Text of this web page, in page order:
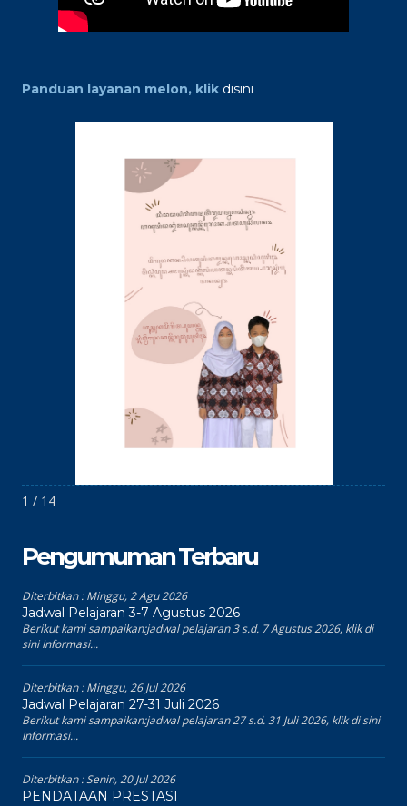
Panduan layanan melon, klik disini
1 / 14
Pengumuman Terbaru
Diterbitkan :Minggu, 2 Agu 2026
Jadwal Pelajaran 3-7 Agustus 2026
Berikut kami sampaikan:jadwal pelajaran 3 s.d. 7 Agustus 2026, klik di
sini Informasi...
Diterbitkan :Minggu, 26 Jul 2026
Jadwal Pelajaran 27-31 Juli 2026
Berikut kami sampaikan:jadwal pelajaran 27 s.d. 31 Juli 2026, klik di sini
Informasi...
Diterbitkan :Senin, 20 Jul 2026
PENDATAAN PRESTASI